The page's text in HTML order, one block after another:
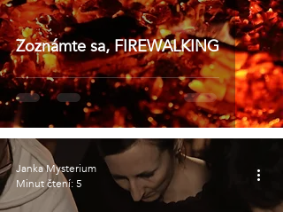
Zoznámte sa, FIREWALKING
Janka Mysterium
Minut čtení: 5